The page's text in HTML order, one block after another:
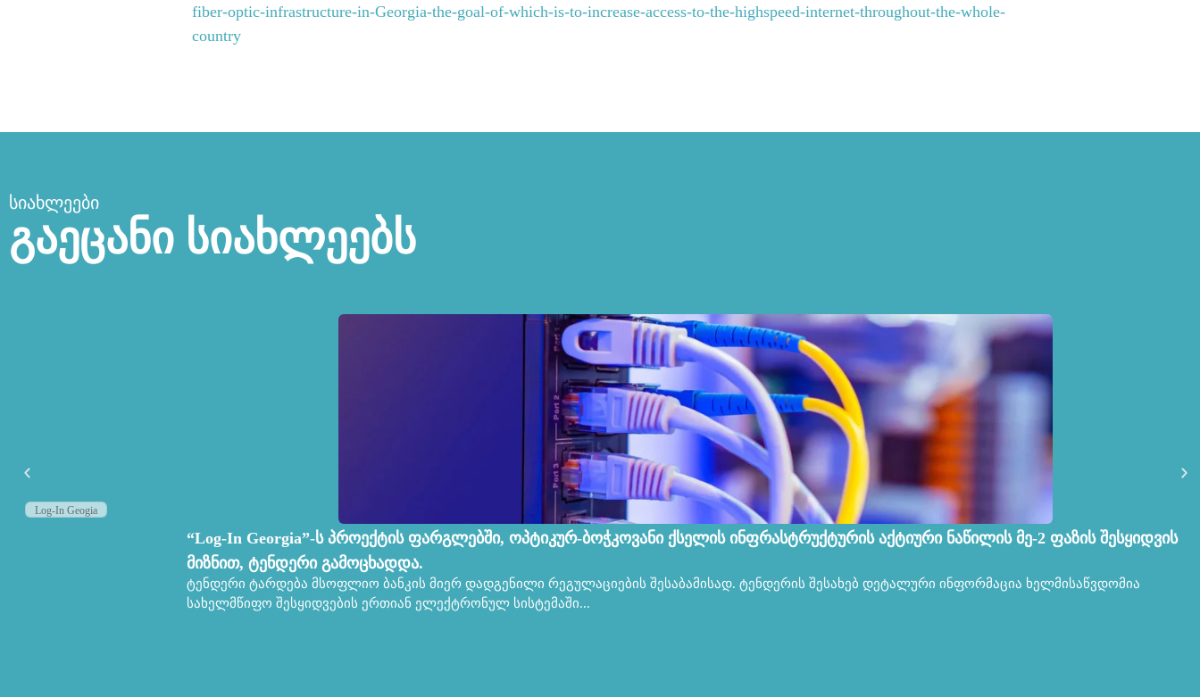
fiber-optic-infrastructure-in-Georgia-the-goal-of-which-is-to-increase-access-to-the-highspeed-internet-throughout-the-whole-
country
ᲡᲘᲐᲮᲚᲔᲔᲑᲘ
გაეცანი სიახლეებს
Log-In Geogia
“Log-In Georgia”-ს პროექტის ფარგლებში, ოპტიკურ-ბოჭკოვანი ქსელის ინფრასტრუქტურის აქტიური ნაწილის მე-2 ფაზის შესყიდვის
მიზნით, ტენდერი გამოცხადდა.
ტენდერი ტარდება მსოფლიო ბანკის მიერ დადგენილი რეგულაციების შესაბამისად. ტენდერის შესახებ დეტალური ინფორმაცია ხელმისაწვდომია
სახელმწიფო შესყიდვების ერთიან ელექტრონულ სისტემაში...